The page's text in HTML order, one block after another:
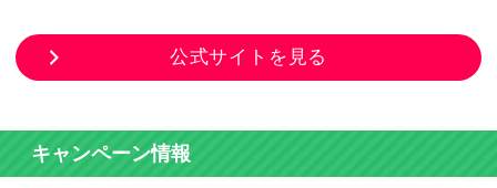
公式サイトを見る
キャンペーン情報